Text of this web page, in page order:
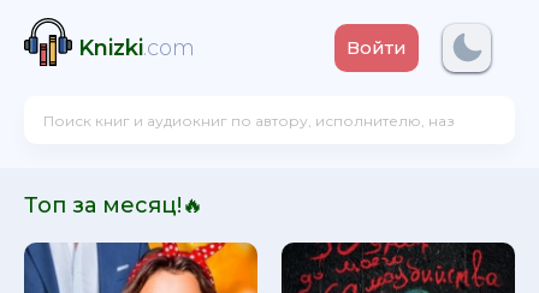
Knizki.com Войти
Топ за месяц!🔥